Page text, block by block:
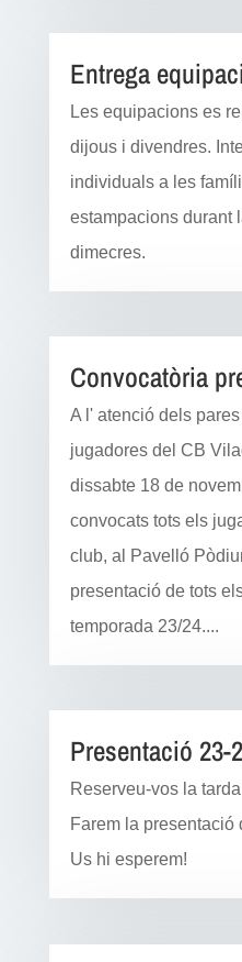
Entrega
Les equipacions es
dijous i divendres.
individuals a les
estampacions durant
dimecres.
Convocatòria
A l' atenció dels
jugadores del CB
dissabte 18 de
convocats tots els
club, al Pavelló
presentació de tots
temporada 23/24....
Presentació 23-
Reserveu-vos la
Farem la
Us hi esperem!